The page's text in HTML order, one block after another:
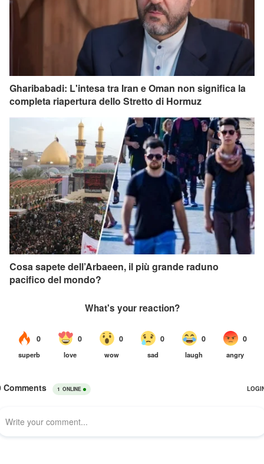
Gharibabadi: L'intesa tra Iran e Oman non significa la
completa riapertura dello Stretto di Hormuz
Cosa sapete dell’Arbaeen, il più grande raduno
pacifico del mondo?